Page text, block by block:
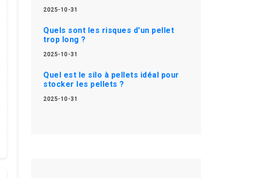
2025-10-31
Quels sont les risques d'un pellet
trop long ?
2025-10-31
Quel est le silo à pellets idéal pour
stocker les pellets ?
2025-10-31